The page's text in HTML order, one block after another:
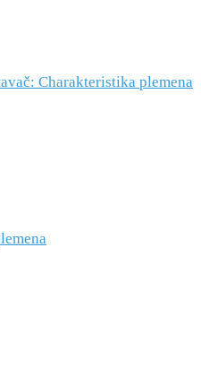
Charakteristika plemena